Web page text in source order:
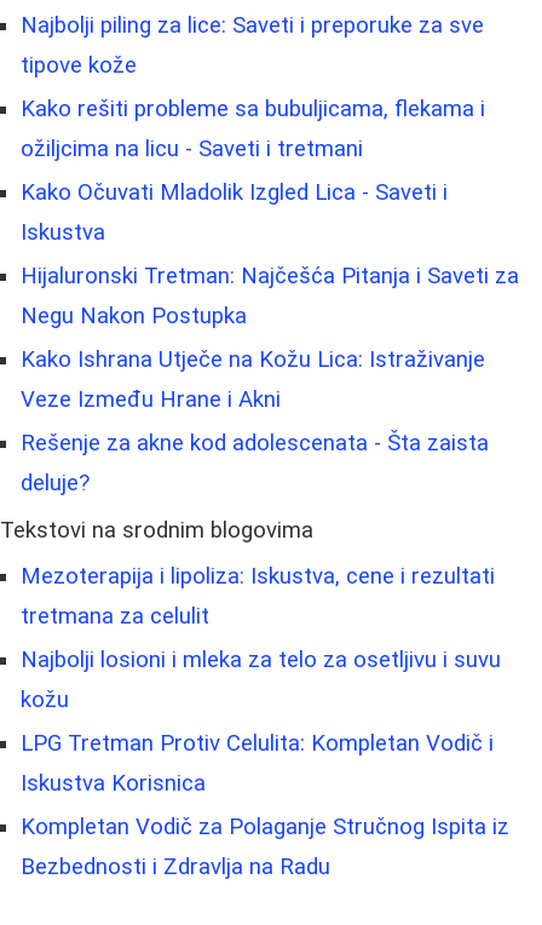
Najbolji piling za lice: Saveti i preporuke za sve
tipove kože
Kako rešiti probleme sa bubuljicama, flekama i
ožiljcima na licu - Saveti i tretmani
Kako Očuvati Mladolik Izgled Lica - Saveti i
Iskustva
Hijaluronski Tretman: Najčešća Pitanja i Saveti za
Negu Nakon Postupka
Kako Ishrana Utječe na Kožu Lica: Istraživanje
Veze Između Hrane i Akni
Rešenje za akne kod adolescenata - Šta zaista
deluje?
Tekstovi na srodnim blogovima
Mezoterapija i lipoliza: Iskustva, cene i rezultati
tretmana za celulit
Najbolji losioni i mleka za telo za osetljivu i suvu
kožu
LPG Tretman Protiv Celulita: Kompletan Vodič i
Iskustva Korisnica
Kompletan Vodič za Polaganje Stručnog Ispita iz
Bezbednosti i Zdravlja na Radu